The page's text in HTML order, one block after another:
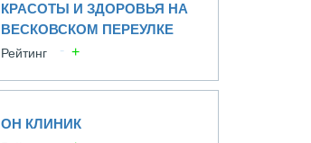
КРАСОТЫ И ЗДОРОВЬЯ НА
ВЕСКОВСКОМ ПЕРЕУЛКЕ
Рейтинг
ОН КЛИНИК